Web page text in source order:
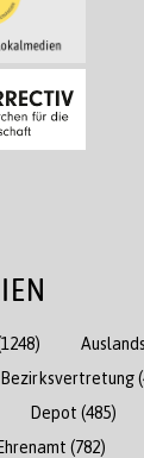
Bezirksvertretung
Depot (485)
(782)